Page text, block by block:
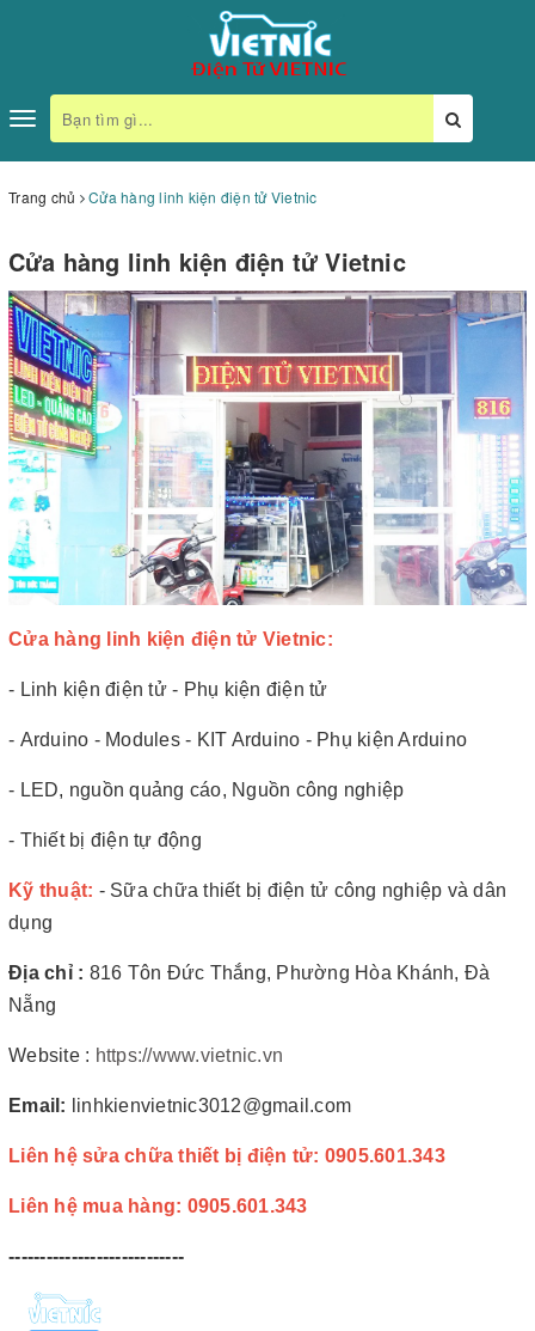
Toggle
navigation
Trang chủ Cửa hàng linh kiện điện tử Vietnic
Cửa hàng linh kiện điện tử Vietnic
Cửa hàng linh kiện điện tử Vietnic:
- Linh kiện điện tử - Phụ kiện điện tử
- Arduino - Modules - KIT Arduino - Phụ kiện Arduino
- LED, nguồn quảng cáo, Nguồn công nghiệp
- Thiết bị điện tự động
Kỹ thuật: - Sữa chữa thiết bị điện tử công nghiệp và dân
dụng
Địa chỉ : 816 Tôn Đức Thắng, Phường Hòa Khánh, Đà
Nẵng
Website : https://www.vietnic.vn
Email: linhkienvietnic3012@gmail.com
Liên hệ sửa chữa thiết bị điện tử: 0905.601.343
Liên hệ mua hàng: 0905.601.343
----------------------------